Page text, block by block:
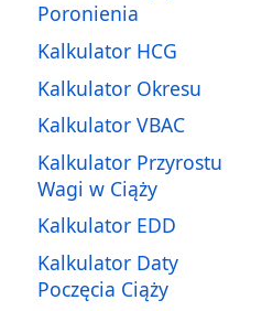
Poronienia
Kalkulator HCG
Kalkulator Okresu
Kalkulator VBAC
Kalkulator Przyrostu
Wagi w Ciąży
Kalkulator EDD
Kalkulator Daty
Poczęcia Ciąży